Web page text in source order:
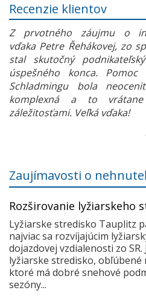
Recenzie klientov
Z prvotného záujmu o
vďaka Petre Řehákovej, zo
stal skutočný
úspešného konca.
Schladmingu bola
komplexná a to
záležitosťami. Veľká vďaka!
Zaujímavosti o
Rozširovanie lyžiarskeho
Lyžiarske stredisko Tauplitz
najviac sa rozvíjajúcim
dojazdovej vzdialenosti zo
lyžiarske stredisko, obľúbené
ktoré má dobré snehové
sezóny...